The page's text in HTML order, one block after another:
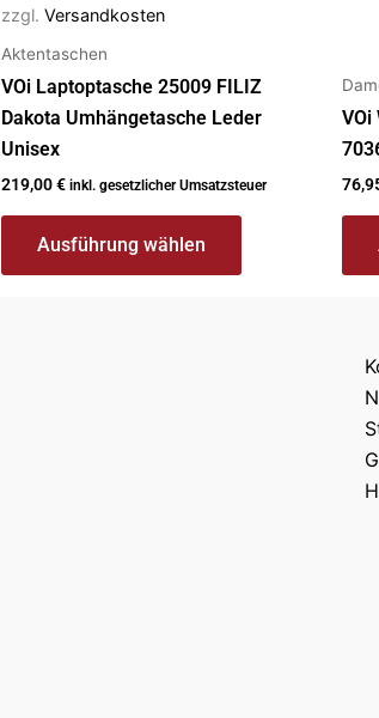
zzgl. Versandkosten
Aktentaschen
VOi Laptoptasche 25009 FILIZ
Dakota Umhängetasche Leder
Unisex
219,00€ inkl. gesetzlicher Umsatzsteuer
Ausführung wählen
werden
VOi